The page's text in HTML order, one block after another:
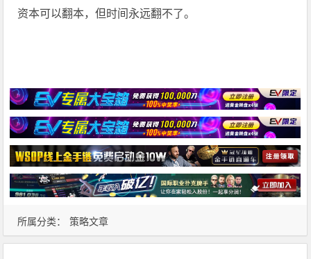
资本可以翻本，但时间永远翻不了。
所属分类： 策略文章